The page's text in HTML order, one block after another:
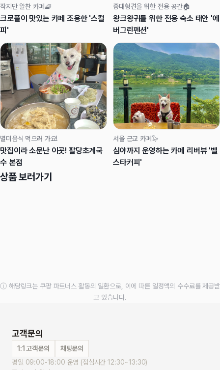
작지만 알찬 카페🧇
크로플이 맛있는 카페 조용한 '스컬
피'
중대형견을 위한 전용 공간🏠
왕크왕귀를 위한 전용 숙소 태안 '에
버그린펜션'
별미음식 먹으러 가요!
맛집이라 소문난 이곳! 팔당초계국
수 본점
서울 근교 카페🦭
심야까지 운영하는 카페 리버뷰 '벨
스타커피'
상품 보러가기
ⓘ 해당링크는 쿠팡 파트너스 활동의 일환으로, 이에 따른 일정액의 수수료를 제공받
고 있습니다.
고객문의
1:1 고객문의
채팅문의
평일 09:00-18:00 운영 (점심시간 12:30~13:30)